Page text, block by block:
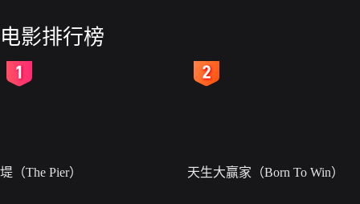
电影排行榜
堤（The Pier） 天生大赢家（Born To Win）